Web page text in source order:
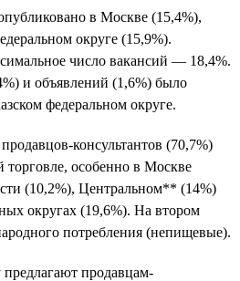
в Москве (15,4%),
округе (15,9%).
число вакансий — 18,4%.
и объявлений (1,6%) было
федеральном округе.
консультантов (70,7%)
торговле, особенно в Москве
(10,2%), Центральном** (14%)
округах (19,6%). На втором
потребления (непищевые).
продавцам-